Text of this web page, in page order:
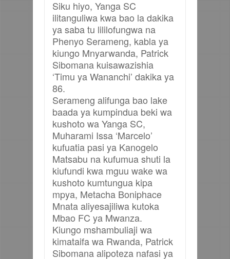
Siku hiyo, Yanga SC
ilitanguliwa kwa bao la dakika
ya saba tu lililofungwa na
Phenyo Serameng, kabla ya
kiungo Mnyarwanda, Patrick
Sibomana kuisawazishia
‘Timu ya Wananchi’ dakika ya
86.
Serameng alifunga bao lake
baada ya kumpindua beki wa
kushoto wa Yanga SC,
Muharami Issa ‘Marcelo’
kufuatia pasi ya Kanogelo
Matsabu na kufumua shuti la
kiufundi kwa mguu wake wa
kushoto kumtungua kipa
mpya, Metacha Boniphace
Mnata aliyesajiliwa kutoka
Mbao FC ya Mwanza.
Kiungo mshambuliaji wa
kimataifa wa Rwanda, Patrick
Sibomana alipoteza nafasi ya